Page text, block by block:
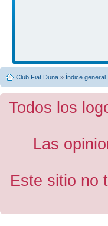
Club Fiat Duna » Índice general
Todos los
Las
Este sitio no